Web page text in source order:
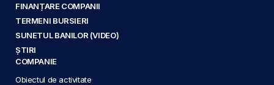
FINANȚARE COMPANII
TERMENI BURSIERI
SUNETUL BANILOR (VIDEO)
ȘTIRI
COMPANIE
Obiectul de activitate